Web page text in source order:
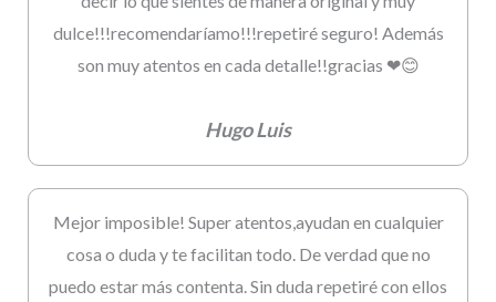
dulce!!!recomendaríamo!!!repetiré seguro! Además
son muy atentos en cada detalle!!gracias ❤😊
Hugo Luis
Mejor imposible! Super atentos,ayudan en cualquier
cosa o duda y te facilitan todo. De verdad que no
puedo estar más contenta. Sin duda repetiré con ellos